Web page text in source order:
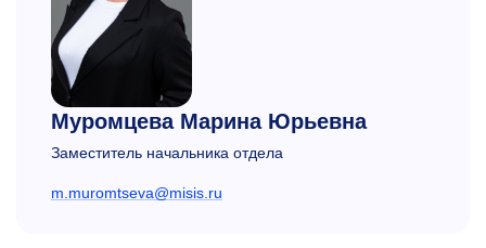
Муромцева Марина Юрьевна
Заместитель начальника отдела
m.muromtseva@misis.ru